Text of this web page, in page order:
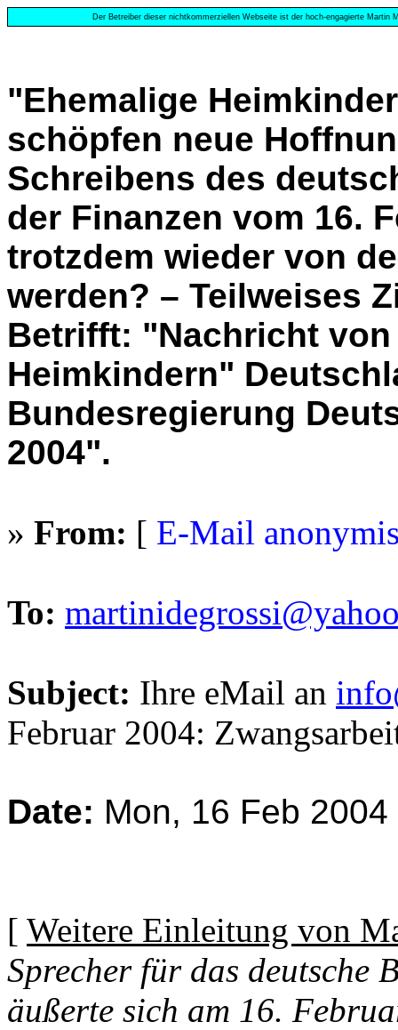
Der Betreiber dieser nichtkommerziellen Webseite ist der hoch-engagierte Martin
"Ehemalige
schöpfen neue
Schreibens des
der Finanzen vom 16.
trotzdem wieder von
werden? – Teilweises
Betrifft: "Nachricht
Heimkindern"
Bundesregierung
2004".
» From: [ E-Mail
To:
Subject: Ihre eMail an
Februar 2004:
Date: Mon, 16 Feb
[ Weitere Einleitung von
Sprecher für das deutsche
äußerte sich am 16.